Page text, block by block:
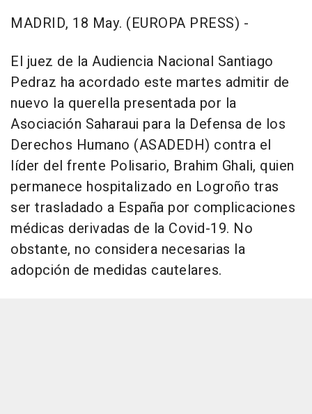
MADRID, 18 May. (EUROPA PRESS) -
El juez de la Audiencia Nacional Santiago
Pedraz ha acordado este martes admitir de
nuevo la querella presentada por la
Asociación Saharaui para la Defensa de los
Derechos Humano (ASADEDH) contra el
líder del frente Polisario, Brahim Ghali, quien
permanece hospitalizado en Logroño tras
ser trasladado a España por complicaciones
médicas derivadas de la Covid-19. No
obstante, no considera necesarias la
adopción de medidas cautelares.